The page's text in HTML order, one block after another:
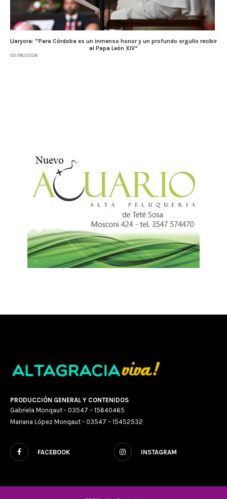
Llaryora: “Para Córdoba es un inmenso honor y un profundo orgullo recibir
al Papa León XIV”
05/08/2026
PRODUCCIÓN GENERAL Y CONTENIDOS
Gabriela Monqaut - 03547 – 15640465
Mariana López Monqaut - 03547 – 15452532
FACEBOOK INSTAGRAM